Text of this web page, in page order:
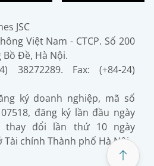
JSC
Việt Nam - CTCP. Số 200
Đề, Hà Nội.
38272289. Fax: (+84-24)
ký doanh nghiệp, mã số
đăng ký lần đầu ngày
thay đổi lần thứ 10 ngày
Tài chính Thành phố Hà Nội.